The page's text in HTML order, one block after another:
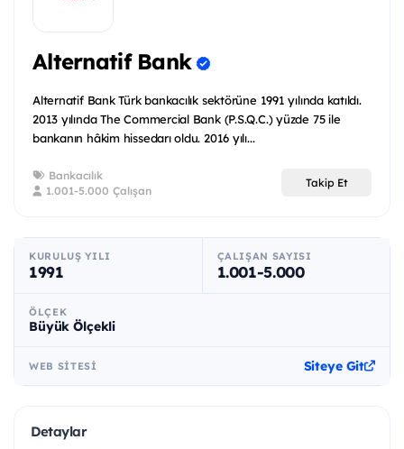
Alternatif Bank
Alternatif Bank Türk bankacılık sektörüne 1991 yılında katıldı.
2013 yılında The Commercial Bank (P.S.Q.C.) yüzde 75 ile
bankanın hâkim hissedarı oldu. 2016 yılı...
Bankacılık
1.001-5.000 Çalışan
Takip Et
KURULUŞ YILI
1991
ÇALIŞAN SAYISI
1.001-5.000
ÖLÇEK
Büyük Ölçekli
WEB SITESI Siteye Git
Detaylar